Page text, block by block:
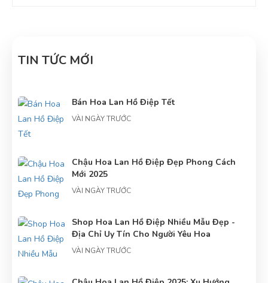
TIN TỨC MỚI
Bán Hoa Lan Hồ Điệp Tết
VÀI NGÀY TRƯỚC
Chậu Hoa Lan Hồ Điệp Đẹp Phong Cách
Mới 2025
VÀI NGÀY TRƯỚC
Shop Hoa Lan Hồ Điệp Nhiều Mẫu Đẹp -
Địa Chỉ Uy Tín Cho Người Yêu Hoa
VÀI NGÀY TRƯỚC